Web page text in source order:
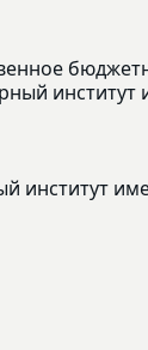
институт